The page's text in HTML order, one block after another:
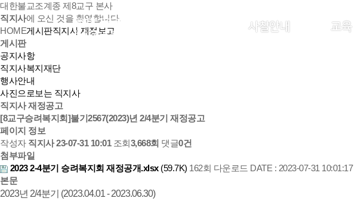
사찰안내 교육
대한불교조계종 제8교구 본사
직지사에 오신 것을 환영합니다.
HOME게시판직지사 재정보고
게시판
공지사항
직지사복지재단
행사안내
사진으로보는 직지사
직지사 재정공고
[8교구승려복지회]불기2567(2023)년 2/4분기 재정공고
페이지 정보
작성자 직지사 23-07-31 10:01조회 3,668회 댓글0건
첨부파일
2023 2-4분기 승려복지회 재정공개.xlsx(59.7K) 162회 다운로드 DATE : 2023-07-31 10:01:17
본문
2023년 2/4분기 (2023.04.01 - 2023.06.30)